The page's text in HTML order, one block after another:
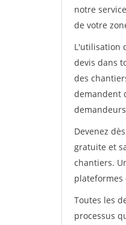
notre
de votre
L'utilisation
devis dans
des
demandent
Devenez
gratuite et
chantiers.
plateformes
Toutes les
processus